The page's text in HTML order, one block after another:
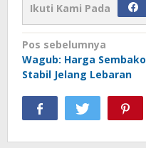
Ikuti Kami Pada
Navigasi
pos
Pos sebelumnya
Wagub: Harga Sembako
Stabil Jelang Lebaran